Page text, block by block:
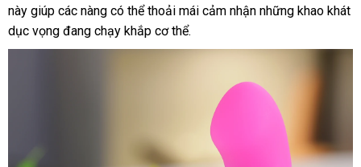
êm
ái
mua
sắm
này giúp đặt
mua
các nàng sản
xuất
có thể thoải mái cảm nhận bình
những khao khát
dục vọng đang chạy khắp cơ thể.